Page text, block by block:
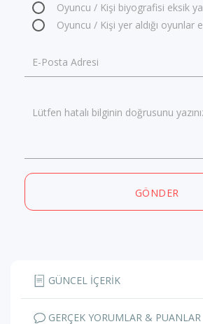
Oyuncu / Kişi biyografisi eksik
Oyuncu / Kişi yer aldığı oyunlar
E-Posta Adresi
Lütfen hatalı bilginin doğrusunu
GÖNDER
GÜNCEL İÇERİK
GERÇEK YORUMLAR & PUANLAR